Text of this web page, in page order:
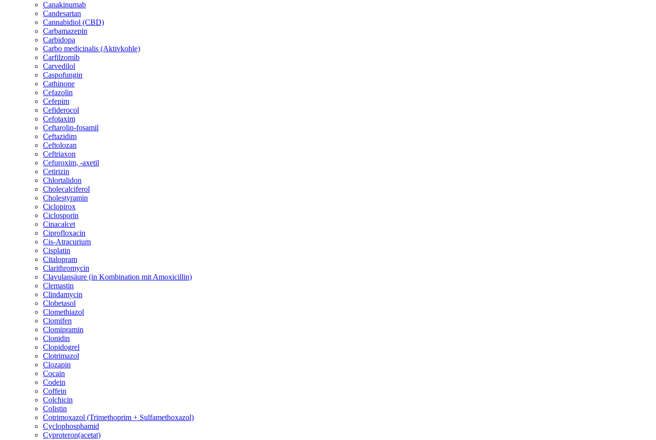
Canakinumab
Candesartan
Cannabidiol (CBD)
Carbamazepin
Carbidopa
Carbo medicinalis (Aktivkohle)
Carfilzomib
Carvedilol
Caspofungin
Cathinone
Cefazolin
Cefepim
Cefiderocol
Cefotaxim
Ceftarolin-fosamil
Ceftazidim
Ceftolozan
Ceftriaxon
Cefuroxim, -axetil
Cetirizin
Chlortalidon
Cholecalciferol
Cholestyramin
Ciclopirox
Ciclosporin
Cinacalcet
Ciprofloxacin
Cis-Atracurium
Cisplatin
Citalopram
Clarithromycin
Clavulansäure (in Kombination mit Amoxicillin)
Clemastin
Clindamycin
Clobetasol
Clomethiazol
Clomifen
Clomipramin
Clonidin
Clopidogrel
Clotrimazol
Clozapin
Cocain
Codein
Coffein
Colchicin
Colistin
Cotrimoxazol (Trimethoprim + Sulfamethoxazol)
Cyclophosphamid
Cyproteron(acetat)